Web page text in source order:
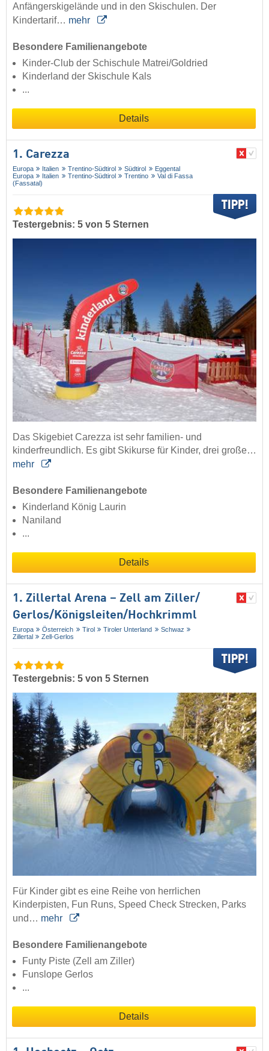
Anfängerskigelände und in den Skischulen. Der
Kindertarif… mehr
Besondere Familienangebote
Kinder-Club der Schischule Matrei/Goldried
Kinderland der Skischule Kals
...
Details
1. Carezza
Europa Italien Trentino-Südtirol Südtirol
Eggental
Europa
Italien Trentino-Südtirol Trentino
Val di Fassa
(Fassatal)
Testergebnis: 5 von 5 Sternen
Das Skigebiet Carezza ist sehr familien- und
kinderfreundlich. Es gibt Skikurse für Kinder, drei große…
mehr
Besondere Familienangebote
Kinderland König Laurin
Naniland
...
Details
1. Zillertal Arena – Zell am Ziller/​
Gerlos/​Königsleiten/​Hochkrimml
Europa Österreich Tirol Tiroler Unterland
Schwaz
Zillertal
Zell-Gerlos
Testergebnis: 5 von 5 Sternen
Für Kinder gibt es eine Reihe von herrlichen
Kinderpisten, Fun Runs, Speed Check Strecken, Parks
und… mehr
Besondere Familienangebote
Funty Piste (Zell am Ziller)
Funslope Gerlos
...
Details